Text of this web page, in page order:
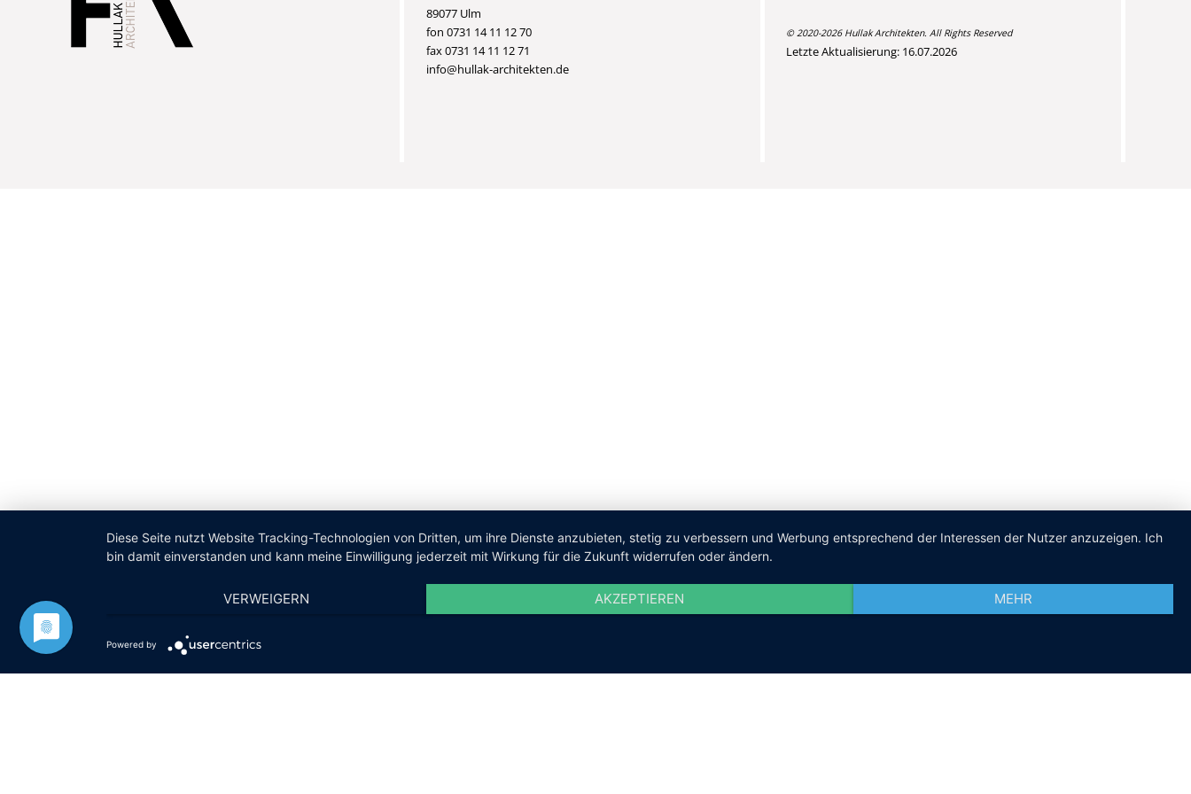
89077 Ulm
fon 0731 14 11 12 70
fax 0731 14 11 12 71
info@hullak-architekten.de
© 2020-2026 Hullak Architekten. All Rights Reserved
Letzte Aktualisierung: 16.07.2026
Diese Seite nutzt Website Tracking-Technologien von Dritten, um ihre Dienste anzubieten, stetig zu verbessern und Werbung entsprechend der Interessen der Nutzer anzuzeigen. Ich
bin damit einverstanden und kann meine Einwilligung jederzeit mit Wirkung für die Zukunft widerrufen oder ändern.
VERWEIGERN AKZEPTIEREN MEHR
Powered by